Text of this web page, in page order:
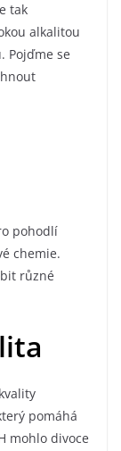
tak
alkalitou
Pojďme se
pohodlí
chemie.
různé
pomáhá
mohlo divoce